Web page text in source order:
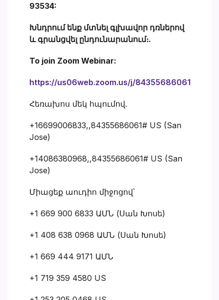
93534:
Խնդրում ենք մտնել գլխավոր դռներով
և գրանցվել ընդունարանում։.
To join Zoom Webinar:
https://us06web.zoom.us/j/84355686061
Հեռախոս մեկ հպումով.
+16699006833,,84355686061# US (San
Jose)
+14086380968,,84355686061# US (San
Jose)
Միացեք աուդիո միջոցով՝
+1 669 900 6833 ԱՄՆ (Սան Խոսե)
+1 408 638 0968 ԱՄՆ (Սան Խոսե)
+1 669 444 9171 ԱՄՆ
+1 719 359 4580 US